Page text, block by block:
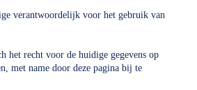
verantwoordelijk voor het gebruik van
het recht voor de huidige gegevens op
met name door deze pagina bij te